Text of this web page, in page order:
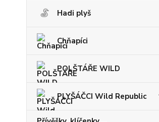
Hadi plyš
Chňapíci
POLŠTÁŘE WILD
PLYŠÁČCI Wild Republic